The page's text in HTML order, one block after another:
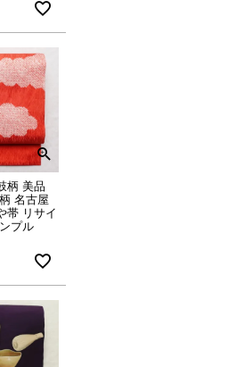
柄 美品
名古屋
帯 リサイ
プル